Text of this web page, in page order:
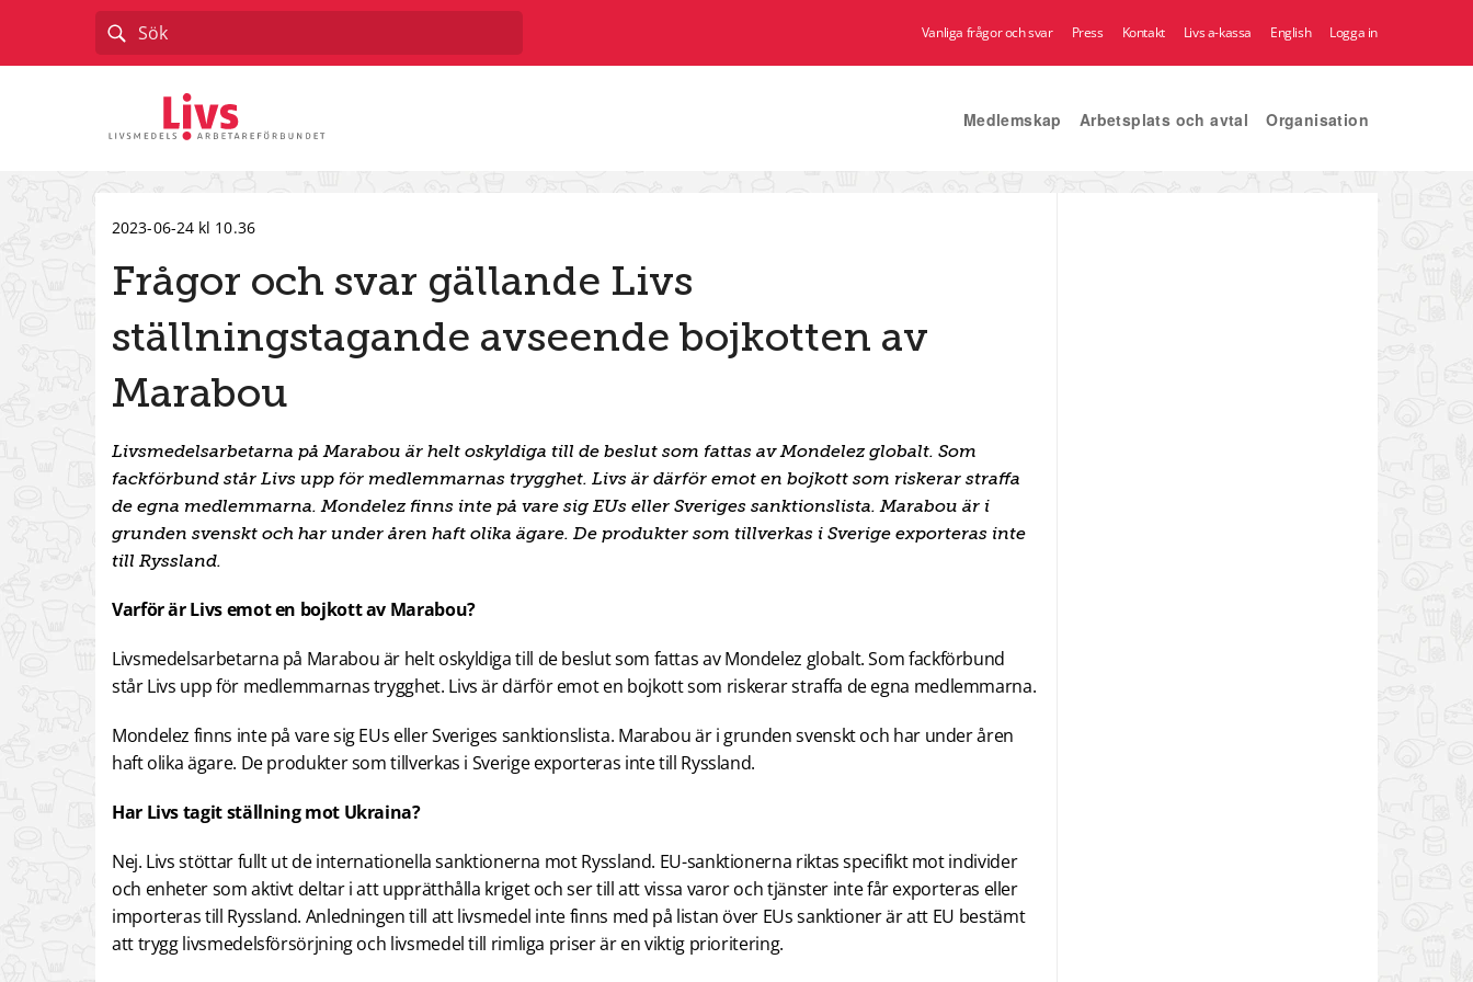
Vanliga frågor och svar Press Kontakt Livs a-kassa English Logga in
Medlemskap Arbetsplats och avtal Organisation
2023-06-24 kl 10.36
Frågor och svar gällande Livs
ställningstagande avseende bojkotten av
Marabou
Livsmedelsarbetarna på Marabou är helt oskyldiga till de beslut som fattas av Mondelez globalt. Som
fackförbund står Livs upp för medlemmarnas trygghet. Livs är därför emot en bojkott som riskerar straffa
de egna medlemmarna. Mondelez finns inte på vare sig EUs eller Sveriges sanktionslista. Marabou är i
grunden svenskt och har under åren haft olika ägare. De produkter som tillverkas i Sverige exporteras inte
till Ryssland.
Varför är Livs emot en bojkott av Marabou?
Livsmedelsarbetarna på Marabou är helt oskyldiga till de beslut som fattas av Mondelez globalt. Som fackförbund
står Livs upp för medlemmarnas trygghet. Livs är därför emot en bojkott som riskerar straffa de egna medlemmarna.
Mondelez finns inte på vare sig EUs eller Sveriges sanktionslista. Marabou är i grunden svenskt och har under åren
haft olika ägare. De produkter som tillverkas i Sverige exporteras inte till Ryssland.
Har Livs tagit ställning mot Ukraina?
Nej. Livs stöttar fullt ut de internationella sanktionerna mot Ryssland. EU-sanktionerna riktas specifikt mot individer
och enheter som aktivt deltar i att upprätthålla kriget och ser till att vissa varor och tjänster inte får exporteras eller
importeras till Ryssland. Anledningen till att livsmedel inte finns med på listan över EUs sanktioner är att EU bestämt
att trygg livsmedelsförsörjning och livsmedel till rimliga priser är en viktig prioritering.